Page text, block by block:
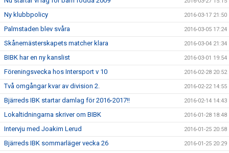
Ny klubbpolicy 2016-03-17 21:50
Palmstaden blev svåra 2016-03-05 17:24
Skånemästerskapets matcher klara 2016-03-04 21:34
BIBK har en ny kanslist 2016-03-01 19:54
Föreningsvecka hos Intersport v 10 2016-02-28 20:52
Två omgångar kvar av division 2. 2016-02-22 14:55
Bjärreds IBK startar damlag för 2016-2017!! 2016-02-14 14:43
Lokaltidningarna skriver om BIBK 2016-01-28 18:48
Intervju med Joakim Lerud 2016-01-25 20:58
Bjärreds IBK sommarläger vecka 26 2016-01-25 20:29